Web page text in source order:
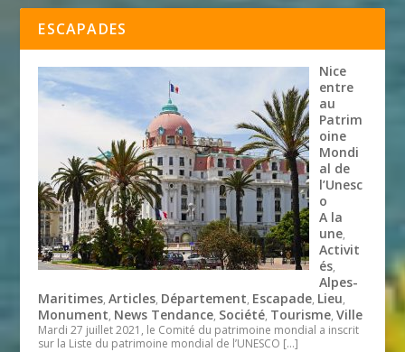
ESCAPADES
Nice
entre
au
Patrim
oine
Mondi
al de
l’Unesc
o
A la
une,
Activit
és,
Alpes-
Maritimes,Articles, Département, Escapade, Lieu,
Monument, News Tendance, Société, Tourisme,Ville
Mardi 27 juillet 2021, le Comité du patrimoine mondial a inscrit
sur la Liste du patrimoine mondial de l’UNESCO […]